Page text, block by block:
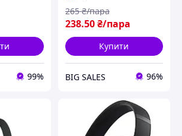
99%
238.50₴/пара
265 ₴/пара
Купити
BIG SALES 96%